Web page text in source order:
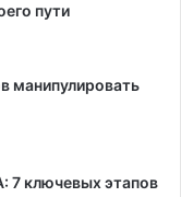
пути
манипулировать
7 ключевых этапов